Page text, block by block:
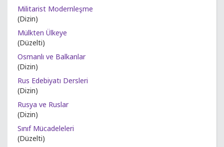
Militarist Modernleşme
(Dizin)
Mülkten Ülkeye
(Düzelti)
Osmanlı ve Balkanlar
(Dizin)
Rus Edebiyatı Dersleri
(Dizin)
Rusya ve Ruslar
(Dizin)
Sınıf Mücadeleleri
(Düzelti)